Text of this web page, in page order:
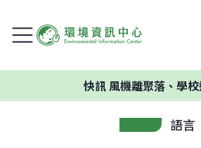
快訊風機離聚落、學校過
語言